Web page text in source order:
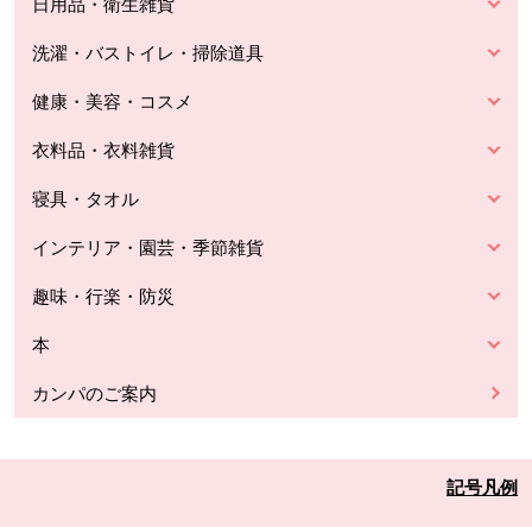
日用品・衛生雑貨
洗濯・バストイレ・掃除道具
健康・美容・コスメ
衣料品・衣料雑貨
寝具・タオル
インテリア・園芸・季節雑貨
趣味・行楽・防災
本
カンパのご案内
記号凡例